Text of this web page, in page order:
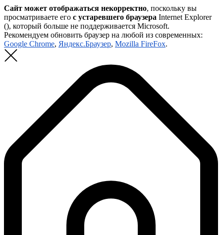
Сайт может отображаться некорректно, поскольку вы
просматриваете его с устаревшего браузера Internet Explorer
(), который больше не поддерживается Microsoft.
Рекомендуем обновить браузер на любой из современных:
Google Chrome, Яндекс.Браузер, Mozilla FireFox.